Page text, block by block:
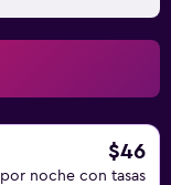
$46
por noche con tasas